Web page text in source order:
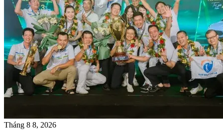
Tháng 8 8, 2026